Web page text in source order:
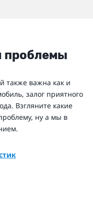
проблемы
также важна как и
залог приятного
Взгляните какие
ну а мы в